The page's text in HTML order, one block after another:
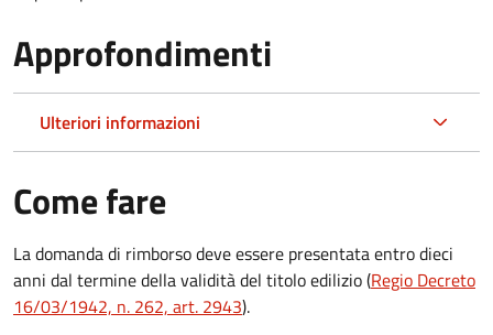
Approfondimenti
Ulteriori informazioni
Come fare
La domanda di rimborso deve essere presentata entro dieci
anni dal termine della validità del titolo edilizio (Regio Decreto
16/03/1942, n. 262, art. 2943).